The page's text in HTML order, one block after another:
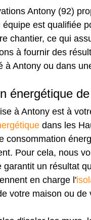
Antony (92)
équipe est qualifiée
chantier, ce qui
à fournir des
à Antony ou dans
énergétique
à Antony est à
dans les
consommation
Pour cela, nous
garantit un résultat
en charge l'
votre maison ou de